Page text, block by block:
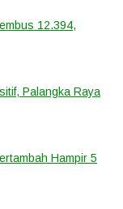
12.394,
Palangka Raya
Hampir 5